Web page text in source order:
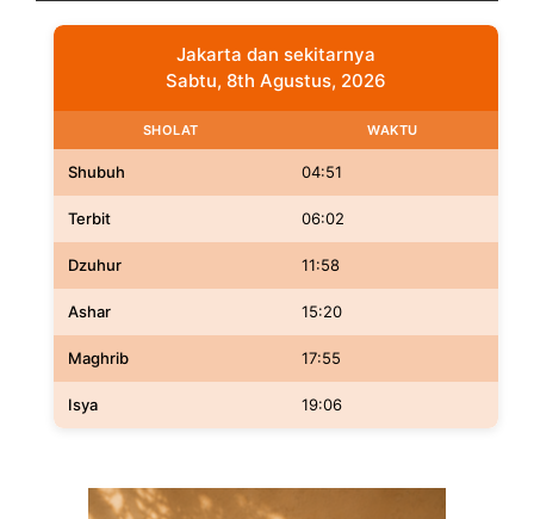
Jakarta dan sekitarnya
Sabtu, 8th Agustus, 2026
SHOLAT WAKTU
Shubuh 04:51
Terbit 06:02
Dzuhur 11:58
Ashar 15:20
Maghrib 17:55
Isya 19:06